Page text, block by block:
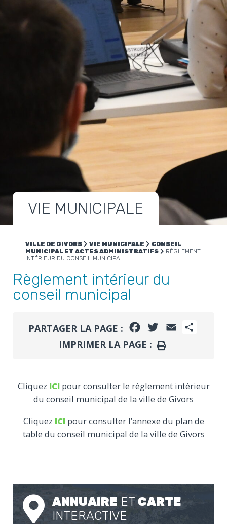
VIE MUNICIPALE
VILLE DE GIVORS VIE MUNICIPALE
CONSEIL
MUNICIPAL ET ACTES ADMINISTRATIFS
RÈGLEMENT
INTÉRIEUR DU CONSEIL MUNICIPAL
Règlement intérieur du
conseil municipal
PARTAGER LA PAGE : FACEBOOKTWITTER
EMAIL
IMPRIMER LA PAGE : IMPRIMER
Cliquez ICIpour consulter le règlement intérieur
du conseil municipal de la ville de Givors
Cliquez ICI pour consulter l’annexe du plan de
table du conseil municipal de la ville de Givors
ANNUAIRE ET CARTE
INTERACTIVE